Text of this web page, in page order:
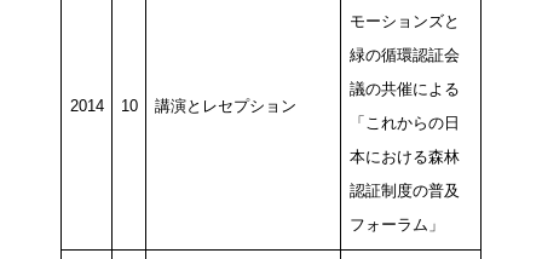
2014 10 講演とレセプション
モーションズと
緑の循環認証会
議の共催による
「これからの日
本における森林
認証制度の普及
フォーラム」